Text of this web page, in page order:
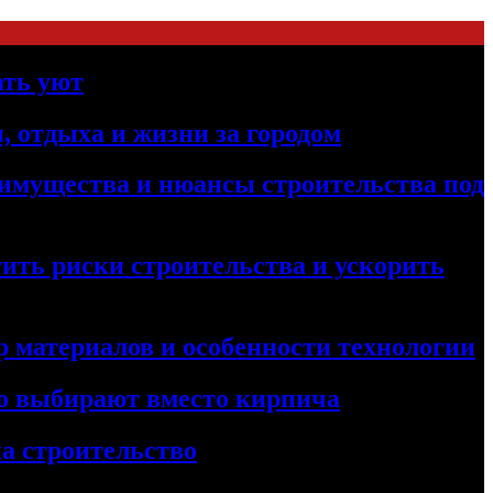
уют
отдыха и жизни за городом
и нюансы строительства под
риски строительства и ускорить
и особенности технологии
выбирают вместо кирпича
строительство